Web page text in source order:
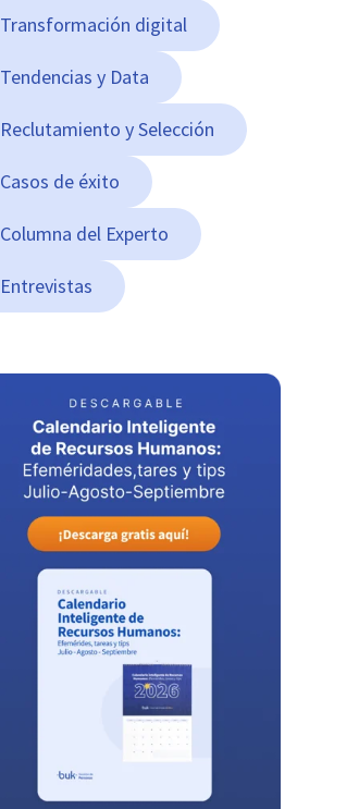
Transformación digital
Tendencias y Data
Reclutamiento y Selección
Casos de éxito
Columna del Experto
Entrevistas